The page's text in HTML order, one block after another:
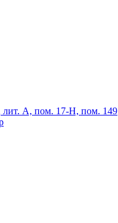
лит. А, пом. 17-Н, пом. 149